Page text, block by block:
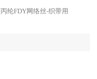
丙纶FDY网络丝-织带用